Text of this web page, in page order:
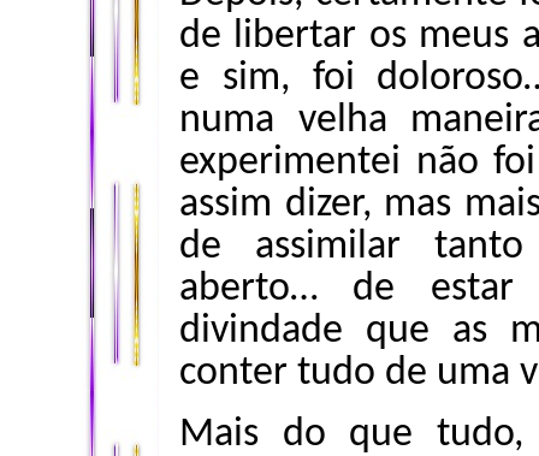
de libertar os meus
e sim, foi
numa velha
experimentei não
assim dizer, mas
de assimilar
aberto… de estar
divindade que as
conter tudo de uma
Mais do que